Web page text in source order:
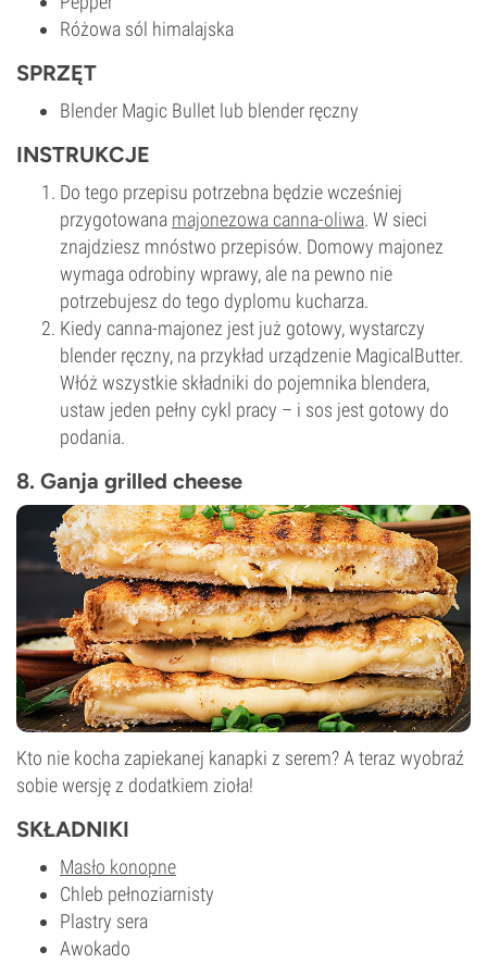
Różowa sól himalajska
SPRZĘT
Blender Magic Bullet lub blender ręczny
INSTRUKCJE
Do tego przepisu potrzebna będzie wcześniej
przygotowana majonezowa canna-oliwa. W sieci
znajdziesz mnóstwo przepisów. Domowy majonez
wymaga odrobiny wprawy, ale na pewno nie
potrzebujesz do tego dyplomu kucharza.
Kiedy canna-majonez jest już gotowy, wystarczy
blender ręczny, na przykład urządzenie MagicalButter.
Włóż wszystkie składniki do pojemnika blendera,
ustaw jeden pełny cykl pracy – i sos jest gotowy do
podania.
8. Ganja grilled cheese
Kto nie kocha zapiekanej kanapki z serem? A teraz wyobraź
sobie wersję z dodatkiem zioła!
SKŁADNIKI
Masło konopne
Chleb pełnoziarnisty
Plastry sera
Awokado